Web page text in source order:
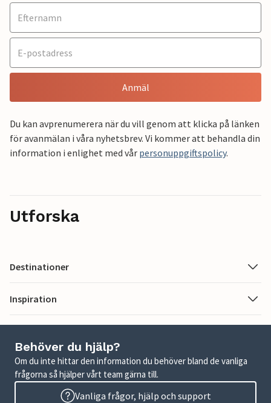
Anmäl
Du kan avprenumerera när du vill genom att klicka på länken
för avanmälan i våra nyhetsbrev. Vi kommer att behandla din
information i enlighet med vår personuppgiftspolicy.
Utforska
Destinationer
Inspiration
Behöver du hjälp?
Om du inte hittar den information du behöver bland de vanliga
frågorna så hjälper vårt team gärna till.
Vanliga frågor, hjälp och support